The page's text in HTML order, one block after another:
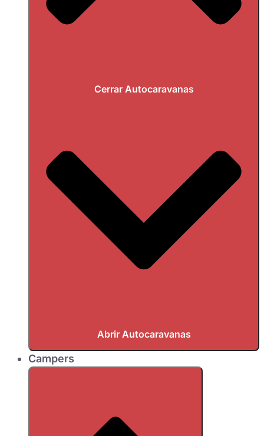
Cerrar Autocaravanas
Abrir Autocaravanas
Campers